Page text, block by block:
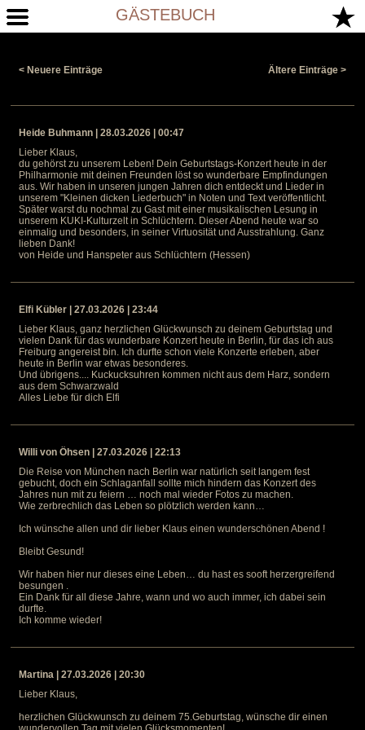
Ältere Einträge >
< Neuere Einträge
Heide Buhmann | 28.03.2026 | 00:47
Lieber Klaus,
du gehörst zu unserem Leben! Dein Geburtstags-Konzert heute in der
Philharmonie mit deinen Freunden löst so wunderbare Empfindungen
aus. Wir haben in unseren jungen Jahren dich entdeckt und Lieder in
unserem "Kleinen dicken Liederbuch" in Noten und Text veröffentlicht.
Später warst du nochmal zu Gast mit einer musikalischen Lesung in
unserem KUKI-Kulturzelt in Schlüchtern. Dieser Abend heute war so
einmalig und besonders, in seiner Virtuosität und Ausstrahlung. Ganz
lieben Dank!
von Heide und Hanspeter aus Schlüchtern (Hessen)
Elfi Kübler | 27.03.2026 | 23:44
Lieber Klaus, ganz herzlichen Glückwunsch zu deinem Geburtstag und
vielen Dank für das wunderbare Konzert heute in Berlin, für das ich aus
Freiburg angereist bin. Ich durfte schon viele Konzerte erleben, aber
heute in Berlin war etwas besonderes.
Und übrigens.... Kuckucksuhren kommen nicht aus dem Harz, sondern
aus dem Schwarzwald
Alles Liebe für dich Elfi
Willi von Öhsen | 27.03.2026 | 22:13
Die Reise von München nach Berlin war natürlich seit langem fest
gebucht, doch ein Schlaganfall sollte mich hindern das Konzert des
Jahres nun mit zu feiern … noch mal wieder Fotos zu machen.
Wie zerbrechlich das Leben so plötzlich werden kann…
Ich wünsche allen und dir lieber Klaus einen wunderschönen Abend !
Bleibt Gesund!
Wir haben hier nur dieses eine Leben… du hast es sooft herzergreifend
besungen .
Ein Dank für all diese Jahre, wann und wo auch immer, ich dabei sein
durfte.
Ich komme wieder!
Martina | 27.03.2026 | 20:30
Lieber Klaus,
herzlichen Glückwunsch zu deinem 75.Geburtstag, wünsche dir einen
GÄSTEBUCH